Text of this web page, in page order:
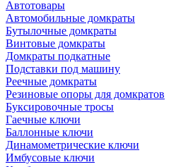
Автотовары
Автомобильные домкраты
Бутылочные домкраты
Винтовые домкраты
Домкраты подкатные
Подставки под машину
Реечные домкраты
Резиновые опоры для домкратов
Буксировочные тросы
Гаечные ключи
Баллонные ключи
Динамометрические ключи
Имбусовые ключи